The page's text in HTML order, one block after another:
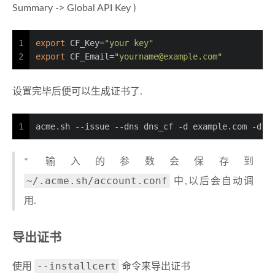
Summary -> Global API Key )
1
2
export CF_Key="your key"
export CF_Email="yourname@example.com"
设置完毕后便可以生成证书了.
1 acme.sh --issue --dns dns_cf -d example.com -d
* 输入的参数会保存到
~/.acme.sh/account.conf
中,以后会自动调
用.
导出证书
使用 --installcert 命令来导出证书